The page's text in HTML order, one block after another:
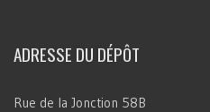
ADRESSE DU DÉPÔT
Rue de la Jonction 58B